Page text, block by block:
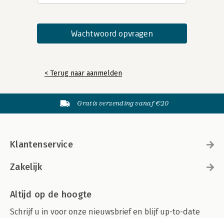
< Terug naar aanmelden
Gratis verzending vanaf €20
Klantenservice
Zakelijk
Altijd op de hoogte
Schrijf u in voor onze nieuwsbrief en blijf up-to-date